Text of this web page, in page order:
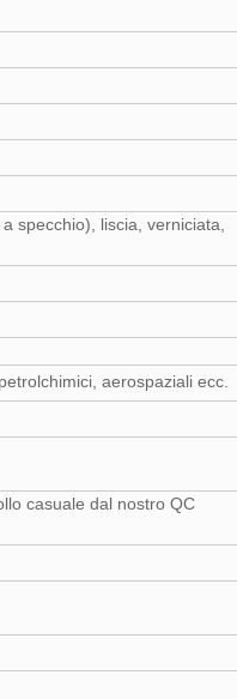
specchio), liscia, verniciata,
aerospaziali ecc.
casuale dal nostro QC